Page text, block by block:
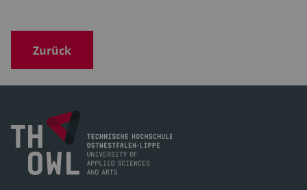
Zurück